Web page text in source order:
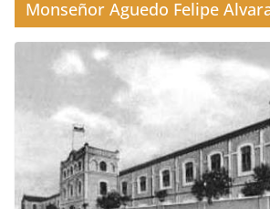
Monseñor Aguedo Felipe